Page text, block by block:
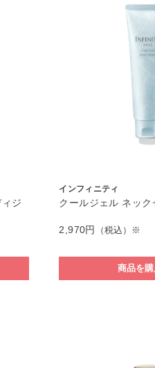
ジ
インフィニティ
クールジェル ネック
2,970円 （税込）※
商品を